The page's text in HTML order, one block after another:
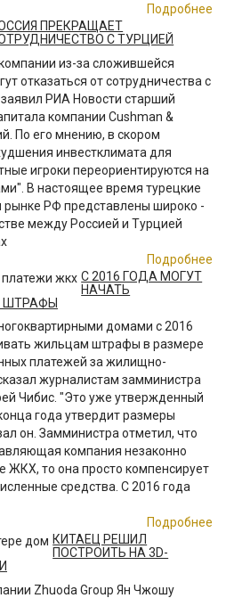
Подробнее
ПРЕКРАЩАЕТ
С ТУРЦИЕЙ
из-за сложившейся
отказаться от сотрудничества с
РИА Новости старший
компании Cushman &
По его мнению, в скором
инвестклимата для
игроки переориентируются на
В настоящее время турецкие
рынке РФ представлены широко -
между Россией и Турцией
Подробнее
С 2016 ГОДА МОГУТ
НАЧАТЬ
ШТРАФЫ
домами с 2016
жильцам штрафы в размере
платежей за жилищно-
журналистам замминистра
Чибис. "Это уже утвержденный
года утвердит размеры
он. Замминистра отметил, что
компания незаконно
ЖКХ, то она просто компенсирует
средства. С 2016 года
Подробнее
КИТАЕЦ РЕШИЛ
ПОСТРОИТЬ НА 3D-
Zhuoda Group Ян Чжошу